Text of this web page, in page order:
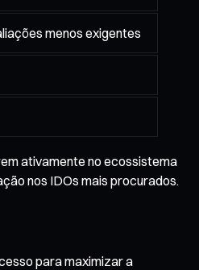
menos exigentes
ativamente no ecossistema
nos IDOs mais procurados.
para maximizar a